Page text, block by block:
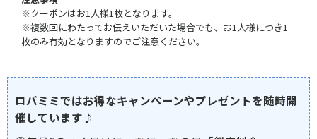
※クーポンはお1人様1枚となります。
※複数回にわたってお伝えいただいた場合でも、お1人様につき1
枚のみ有効となりますのでご注意ください。
ロバミミではお得なキャンペーンやプレゼントを随時開
催しています♪